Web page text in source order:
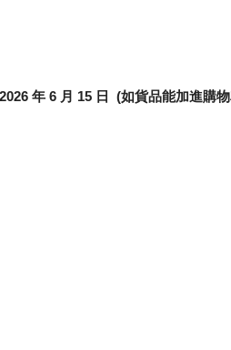
年 6 月 15 日 (如貨品能加進購